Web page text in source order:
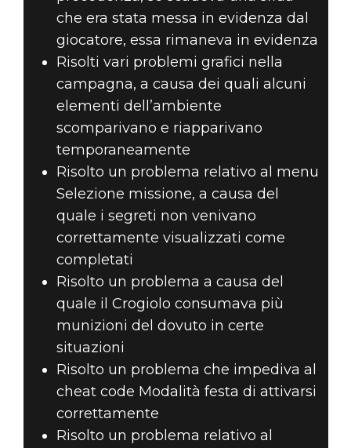
che era stata messa in evidenza dal
giocatore, essa rimaneva in evidenza
Risolti vari problemi grafici nella
campagna, a causa dei quali alcuni
elementi dell’ambiente
scomparivano e riapparivano
temporaneamente
Risolto un problema relativo al menu
Selezione missione, a causa del
quale i segreti non venivano
correttamente visualizzati come
completati
Risolto un problema a causa del
quale il Crogiolo consumava più
munizioni del dovuto in certe
situazioni
Risolto un problema che impediva al
cheat code Modalità festa di attivarsi
correttamente
Risolto un problema relativo al